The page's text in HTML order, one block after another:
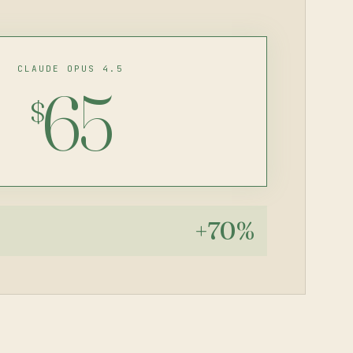
CLAUDE OPUS 4.5
$65
+70%